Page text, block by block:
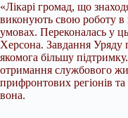
«Лікарі громад, що
виконують свою роботу в
умовах. Переконалась у
Херсона. Завдання Уряду
якомога більшу
отримання службового
прифронтових регіонів та
вона.